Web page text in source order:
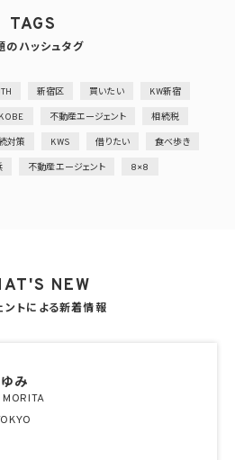
TAGS
のハッシュタグ
新宿区 買いたい KW新宿
不動産エージェント 相続税
対策 KWS 借りたい 食べ歩き
不動産エージェント 8×8
NEW
ントによる新着情報
み